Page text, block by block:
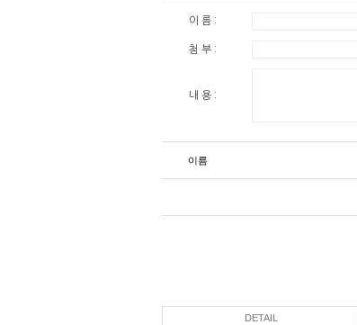
이 름 :
첨 부 :
내 용 :
이름
DETAIL